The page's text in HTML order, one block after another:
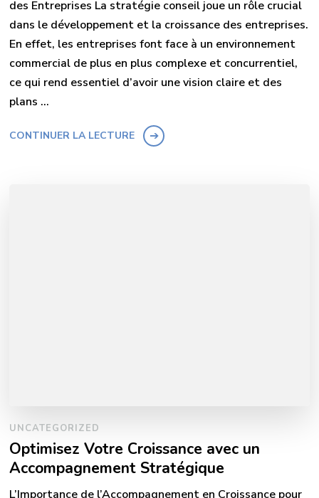
des Entreprises La stratégie conseil joue un rôle crucial
dans le développement et la croissance des entreprises.
En effet, les entreprises font face à un environnement
commercial de plus en plus complexe et concurrentiel,
ce qui rend essentiel d’avoir une vision claire et des
plans …
CONTINUER LA LECTURE
UNCATEGORIZED
Optimisez Votre Croissance avec un
Accompagnement Stratégique
L’Importance de l’Accompagnement en Croissance pour